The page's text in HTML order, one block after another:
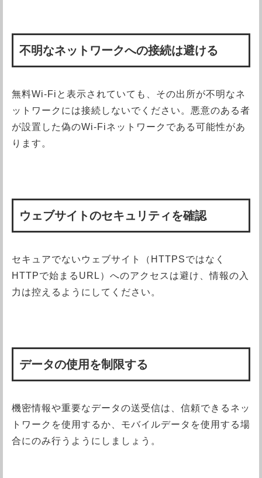
不明なネットワークへの接続は避ける
無料Wi-Fiと表示されていても、その出所が不明なネ
ットワークには接続しないでください。悪意のある者
が設置した偽のWi-Fiネットワークである可能性があ
ります。
ウェブサイトのセキュリティを確認
セキュアでないウェブサイト（HTTPSではなく
HTTPで始まるURL）へのアクセスは避け、情報の入
力は控えるようにしてください。
データの使用を制限する
機密情報や重要なデータの送受信は、信頼できるネッ
トワークを使用するか、モバイルデータを使用する場
合にのみ行うようにしましょう。